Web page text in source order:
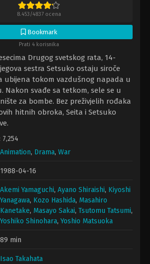
8.453/4837ocena
Bookmark
Prati 4 korisnika
Drugog svetskog rata, 14-
sestra Setsuko ostaju siroče
ubijena tokom vazdušnog napada u
Nakon svađe sa tetkom, sele se u
za bombe. Bez preživjelih rođaka
hitnih obroka, Seita i Setsuko
7,254
Animation, Drama, War
1988-04-16
Akemi Yamaguchi, Ayano Shiraishi, Kiyoshi
Yanagawa, Kozo Hashida, Masahiro
Kanetake, Masayo Sakai, Tsutomu Tatsumi,
Yoshiko Shinohara,Yoshio Matsuoka
89 min
Isao Takahata